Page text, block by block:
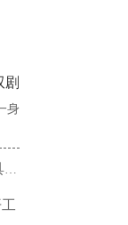
剧
身
金鹰节李易峰获“观众喜爱男演员”“最具人气男演